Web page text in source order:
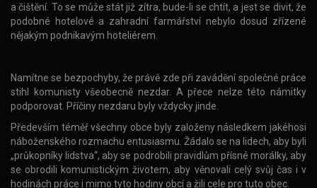
a čištění. To se může stát již zítra, bude-li se chtít, a jest se divit, že
podobné hotelové a zahradní farmářství nebylo dosud zřízené
nějakým podnikavým hoteliérem.
Namítne se bezpochyby, že právě zde při zavádění společné práce
stihl komunisty všeobecně nezdar. A přece nelze této námitky
podporovat. Příčiny nezdaru byly vždycky jinde.
Především téměř všechny obce byly založeny následkem jakéhosi
náboženského rozmachu entusiasmu. Žádalo se na lidech, aby byli
„průkopníky lidstva“, aby se podrobili pravidlům přísné morálky, aby
se obrodili komunistickým životem, aby věnovali celý svůj čas i v
hodinách práce i mimo tyto hodiny obcí a žili cele pro tuto obec.